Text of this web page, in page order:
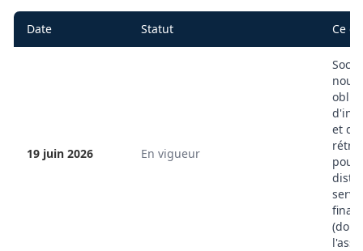
Date Statut Ce
19 juin 2026 En vigueur
et de
pour
(dont